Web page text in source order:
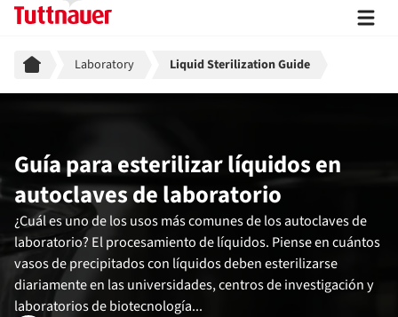
Breadcrumb
Laboratory Liquid Sterilization Guide
Guía para esterilizar líquidos en
autoclaves de laboratorio
¿Cuál es uno de los usos más comunes de los autoclaves de
laboratorio? El procesamiento de líquidos. Piense en cuántos
vasos de precipitados con líquidos deben esterilizarse
diariamente en las universidades, centros de investigación y
laboratorios de biotecnología...